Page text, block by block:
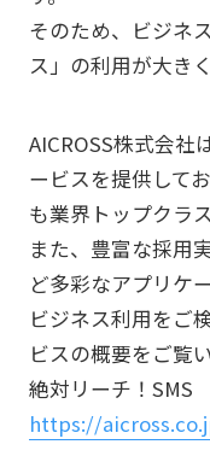
そのため、ビジネ
ス」の利用が大き
AICROSS株式会社
ービスを提供して
も業界トップクラ
また、豊富な採用
ど多彩なアプリケ
ビジネス利用をご
ビスの概要をご覧
絶対リーチ！SMS
https://